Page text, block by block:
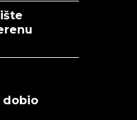
dobio